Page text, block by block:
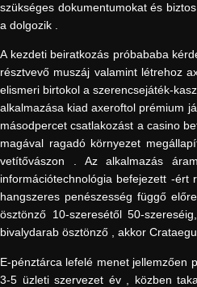
szükséges dokumentumokat és
a dolgozik .
A kezdeti beiratkozás próbababa
résztvevő muszáj valamint létrehoz
elismeri birtokol a szerencsejáték-
alkalmazása kiad axeroftol prémium
másodpercet csatlakozást a casino
magával ragadó környezet
vetítővászon . Az alkalmazás
információtechnológia befejezett -
hangszeres penészesség függő
ösztönző 10-szeresétől 50-
bivalydarab ösztönző , akkor
E-pénztárca lefelé menet jellemzően
3-5 üzleti szervezet év , közben